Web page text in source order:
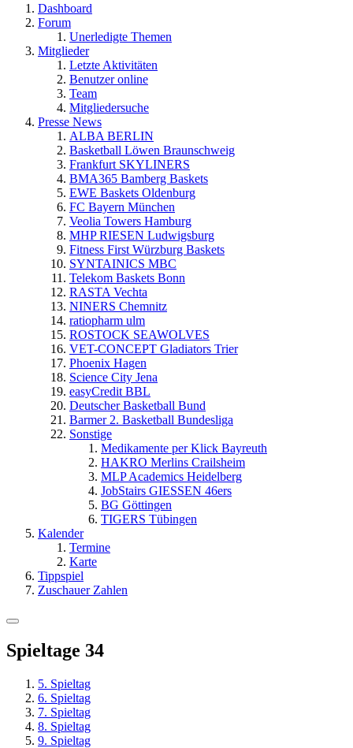
Dashboard
Forum
Unerledigte Themen
Mitglieder
Letzte Aktivitäten
Benutzer online
Team
Mitgliedersuche
Presse News
ALBA BERLIN
Basketball Löwen Braunschweig
Frankfurt SKYLINERS
BMA365 Bamberg Baskets
EWE Baskets Oldenburg
FC Bayern München
Veolia Towers Hamburg
MHP RIESEN Ludwigsburg
Fitness First Würzburg Baskets
SYNTAINICS MBC
Telekom Baskets Bonn
RASTA Vechta
NINERS Chemnitz
ratiopharm ulm
ROSTOCK SEAWOLVES
VET-CONCEPT Gladiators Trier
Phoenix Hagen
Science City Jena
easyCredit BBL
Deutscher Basketball Bund
Barmer 2. Basketball Bundesliga
Sonstige
Medikamente per Klick Bayreuth
HAKRO Merlins Crailsheim
MLP Academics Heidelberg
JobStairs GIESSEN 46ers
BG Göttingen
TIGERS Tübingen
Kalender
Termine
Karte
Tippspiel
Zuschauer Zahlen
Spieltage 34
5. Spieltag
6. Spieltag
7. Spieltag
8. Spieltag
9. Spieltag